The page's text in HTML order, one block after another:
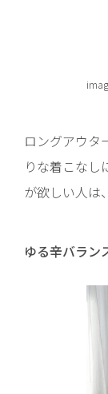
ロングアウ
りな着こなし
が欲しい人は
ゆる辛バラン